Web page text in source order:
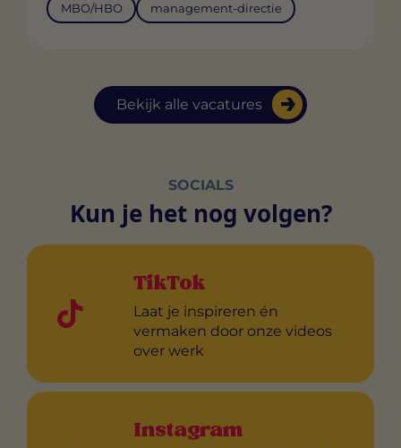
Bekijk alle vacatures
MBO/HBO management-directie
SOCIALS
Kun je het nog volgen?
TikTok
Laat je inspireren én
vermaken door onze videos
over werk
Instagram